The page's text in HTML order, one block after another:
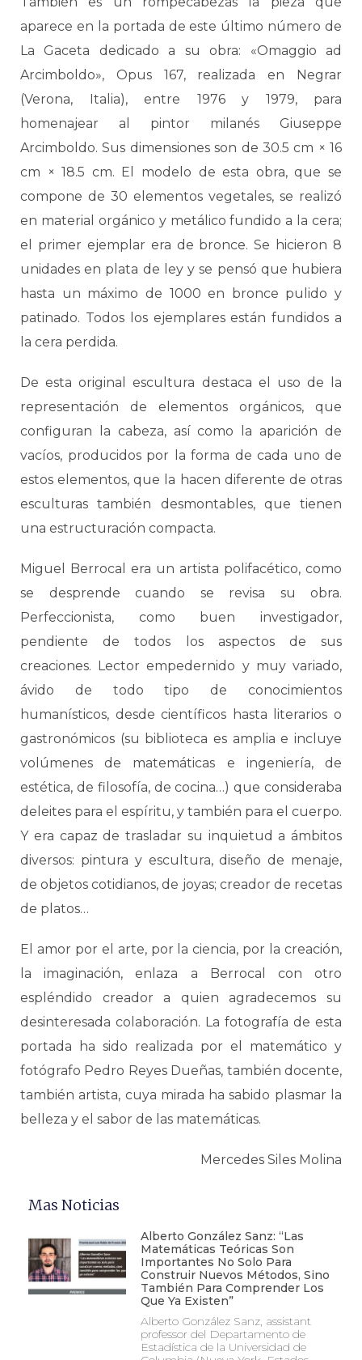
aparece en la portada de este último número de
La Gaceta dedicado a su obra: «Omaggio ad
Arcimboldo», Opus 167, realizada en Negrar
(Verona, Italia), entre 1976 y 1979, para
homenajear al pintor milanés Giuseppe
Arcimboldo. Sus dimensiones son de 30.5 cm × 16
cm × 18.5 cm. El modelo de esta obra, que se
compone de 30 elementos vegetales, se realizó
en material orgánico y metálico fundido a la cera;
el primer ejemplar era de bronce. Se hicieron 8
unidades en plata de ley y se pensó que hubiera
hasta un máximo de 1000 en bronce pulido y
patinado. Todos los ejemplares están fundidos a
la cera perdida.
De esta original escultura destaca el uso de la
representación de elementos orgánicos, que
configuran la cabeza, así como la aparición de
vacíos, producidos por la forma de cada uno de
estos elementos, que la hacen diferente de otras
esculturas también desmontables, que tienen
una estructuración compacta.
Miguel Berrocal era un artista polifacético, como
se desprende cuando se revisa su obra.
Perfeccionista, como buen investigador,
pendiente de todos los aspectos de sus
creaciones. Lector empedernido y muy variado,
ávido de todo tipo de conocimientos
humanísticos, desde científicos hasta literarios o
gastronómicos (su biblioteca es amplia e incluye
volúmenes de matemáticas e ingeniería, de
estética, de filosofía, de cocina…) que consideraba
deleites para el espíritu, y también para el cuerpo.
Y era capaz de trasladar su inquietud a ámbitos
diversos: pintura y escultura, diseño de menaje,
de objetos cotidianos, de joyas; creador de recetas
de platos…
El amor por el arte, por la ciencia, por la creación,
la imaginación, enlaza a Berrocal con otro
espléndido creador a quien agradecemos su
desinteresada colaboración. La fotografía de esta
portada ha sido realizada por el matemático y
fotógrafo Pedro Reyes Dueñas, también docente,
también artista, cuya mirada ha sabido plasmar la
belleza y el sabor de las matemáticas.
Mercedes Siles Molina
Mas Noticias
Alberto González Sanz: “Las
Matemáticas Teóricas Son
Importantes No Solo Para
Construir Nuevos Métodos, Sino
También Para Comprender Los
Que Ya Existen”
Alberto González Sanz, assistant
professor del Departamento de
Estadística de la Universidad de